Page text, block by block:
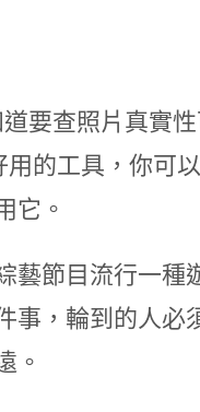
要查照片真實性
用的工具，你可
它。
藝節目流行一種
事，輪到的人必
。